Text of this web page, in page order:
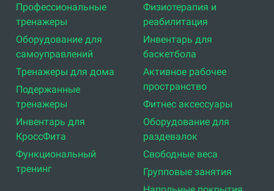
Профессиональные
тренажеры
Оборудование для
самоуправлений
Тренажеры для дома
Подержанные
тренажеры
Инвентарь для
КроссФита
Функциональный
тренинг
Физиотерапия и
реабилитация
Инвентарь для
баскетбола
Активное рабочее
пространство
Фитнес аксессуары
Оборудование для
раздевалок
Свободные веса
Групповые занятия